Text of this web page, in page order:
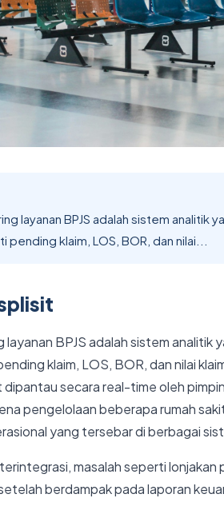
layanan BPJS adalah sistem analitik
klaim, LOS, BOR, dan nilai...
layanan BPJS adalah sistem
klaim, LOS, BOR, dan nilai
secara real-time oleh
pengelolaan beberapa rumah
yang tersebar di berbagai
masalah seperti lonjakan
berdampak pada laporan